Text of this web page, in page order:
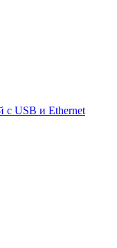
с USB и Ethernet